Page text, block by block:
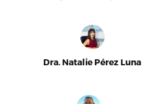
Dra. Natalie Pérez Luna